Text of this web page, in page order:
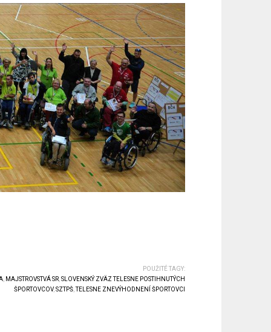
POUŽITÉ TAGY:
, MAJSTROVSTVÁ SR, SLOVENSKÝ ZVÄZ TELESNE POSTIHNUTÝCH
ŠPORTOVCOV, SZTPŠ,TELESNE ZNEVÝHODNENÍ ŠPORTOVCI